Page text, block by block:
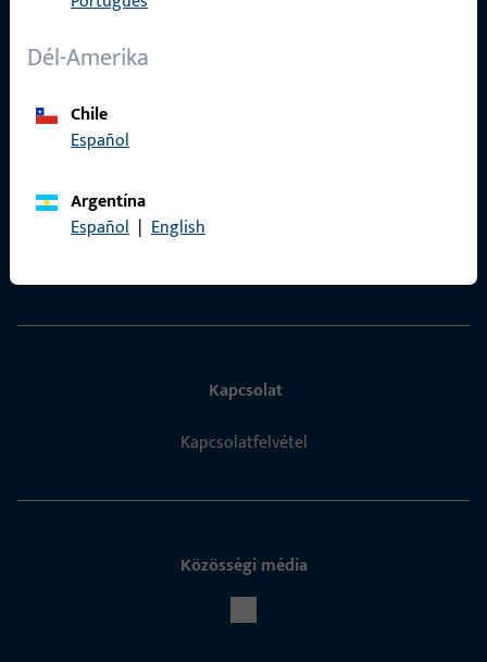
Dél-Amerika
Chile
Español
Argentína
Español | EnglishGyors elérés
Kapcsolat
Kapcsolatfelvétel
Közösségi média